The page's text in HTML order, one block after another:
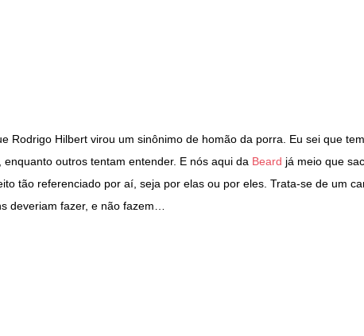
Rodrigo Hilbert virou um sinônimo de homão da porra. Eu sei que
outros tentam entender. E nós aqui da Beard já meio que
tão referenciado por aí, seja por elas ou por eles. Trata-se de um
deveriam fazer, e não fazem…